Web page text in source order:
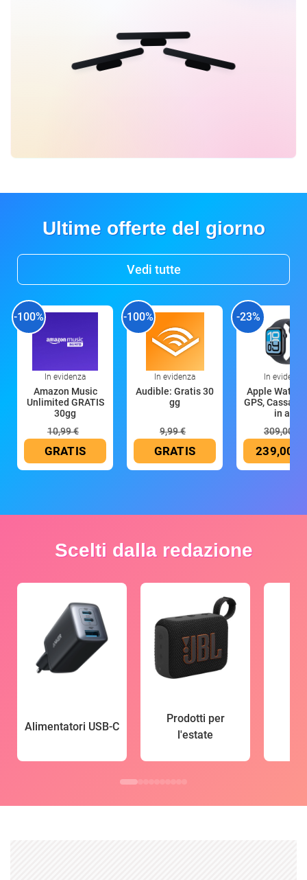
Ultime offerte del giorno
Vedi tutte
-100%
In evidenza
Amazon Music
Unlimited GRATIS
30gg
10,99 €
GRATIS
-100%
In evidenza
Audible: Gratis 30
gg
9,99 €
GRATIS
-23%
In evidenza
Apple Watch
GPS, Cassa
in all
309,00 €
239,00 €
Scelti dalla redazione
Alimentatori USB-C
Prodotti per
l'estate